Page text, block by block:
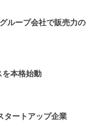
ループ会社で販売力の
を本格始動
タートアップ企業